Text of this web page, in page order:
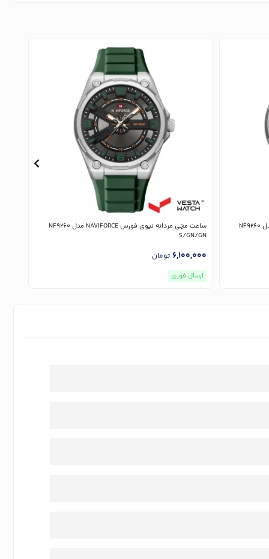
ساعت مچی مردانه نیوی فورس NAVIFORCE مدل NF9260
ساعت مچی مردانه نیوی فورس NAVIFORCE مدل NF9260
S/GN/GN
6,100,000 تومان
ارسال فوری